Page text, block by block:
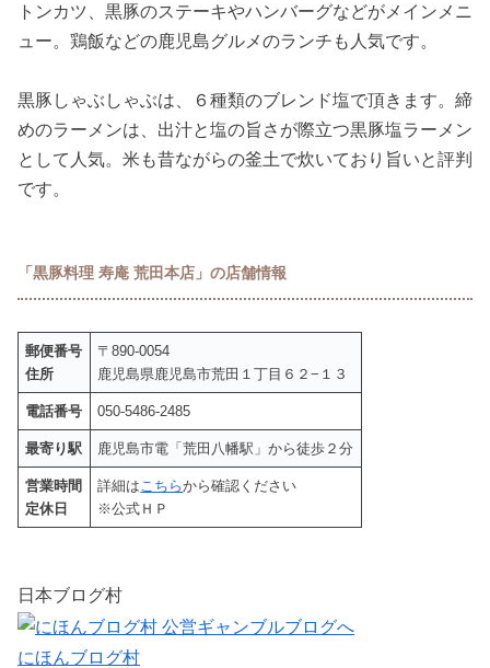
トンカツ、黒豚のステーキやハンバーグなどがメインメニ
ュー。鶏飯などの鹿児島グルメのランチも人気です。
黒豚しゃぶしゃぶは、６種類のブレンド塩で頂きます。締
めのラーメンは、出汁と塩の旨さが際立つ黒豚塩ラーメン
として人気。米も昔ながらの釜土で炊いており旨いと評判
です。
「黒豚料理 寿庵 荒田本店」の店舗情報
郵便番号
住所
〒890-0054
鹿児島県鹿児島市荒田１丁目６２−１３
電話番号 050-5486-2485
最寄り駅 鹿児島市電「荒田八幡駅」から徒歩２分
営業時間
定休日
詳細はこちらから確認ください
※公式ＨＰ
日本ブログ村
にほんブログ村